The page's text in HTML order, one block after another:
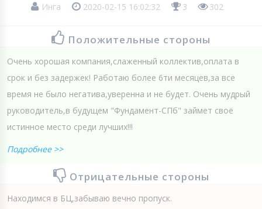
Инга 2020-02-15 16:02:32 3 302
Положительные стороны
Очень хорошая компания,слаженный коллектив,оплата в
срок и без задержек! Работаю более 6ти месяцев,за все
время не было негатива,уверенна и не будет. Очень мудрый
руководитель,в будущем "Фундамент-СПб" займет своё
истинное место среди лучших!!!
Подробнее >>
Отрицательные стороны
Находимся в БЦ,забываю вечно пропуск.